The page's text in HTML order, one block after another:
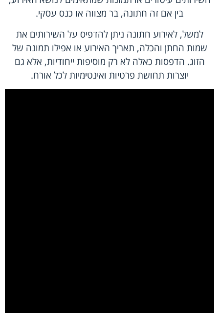
בין אם זה חתונה, בר מצווה או כנס עסקי.
למשל, לאירוע חתונה ניתן להדפיס על השירותים את
שמות החתן והכלה, תאריך האירוע או אפילו תמונה של
הזוג. הדפסות כאלה לא רק מוסיפות ייחודיות, אלא גם
יוצרות תחושת פרטיות ואינטימיות לכל אורח.